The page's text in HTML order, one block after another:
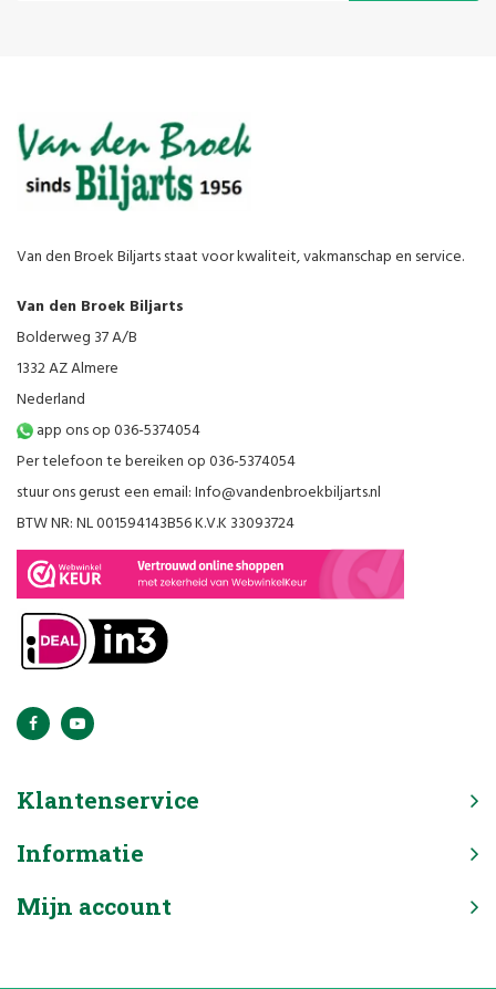
Van den Broek Biljarts staat voor kwaliteit, vakmanschap en service.
Van den Broek Biljarts
Bolderweg 37 A/B
1332 AZ Almere
Nederland
app ons op 036-5374054
Per telefoon te bereiken op 036-5374054
stuur ons gerust een email:Info@vandenbroekbiljarts.nl
BTW NR: NL 001594143B56 K.V.K 33093724
Klantenservice
Informatie
Mijn account